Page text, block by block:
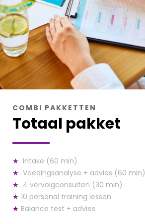
COMBI PAKKETTEN
Totaal pakket
★ Intake (60 min)
★ Voedingsanalyse + advies (60 min)
★ 4 vervolgconsulten (30 min)
★ 10 personal training lessen
★ Balance test + advies